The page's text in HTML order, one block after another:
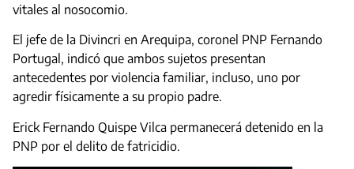
vitales al nosocomio.
El jefe de la Divincri en Arequipa, coronel PNP Fernando
Portugal, indicó que ambos sujetos presentan
antecedentes por violencia familiar, incluso, uno por
agredir físicamente a su propio padre.
Erick Fernando Quispe Vilca permanecerá detenido en la
PNP por el delito de fatricidio.